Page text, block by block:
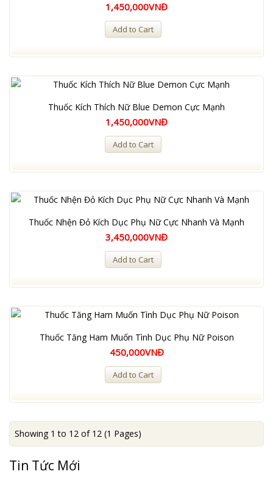
1,450,000VNĐ
Add to Cart
Thuốc Kích Thích Nữ Blue Demon Cực Mạnh
1,450,000VNĐ
Add to Cart
Thuốc Nhện Đỏ Kích Dục Phụ Nữ Cực Nhanh Và Mạnh
3,450,000VNĐ
Add to Cart
Thuốc Tăng Ham Muốn Tình Dục Phụ Nữ Poison
450,000VNĐ
Add to Cart
Showing 1 to 12 of 12 (1 Pages)
Tin Tức Mới